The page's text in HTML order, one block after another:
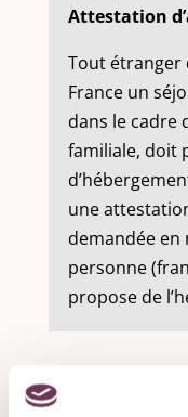
Attestation
Tout étranger
France un
dans le cadre
familiale, doit
une
demandée en
personne
propose de